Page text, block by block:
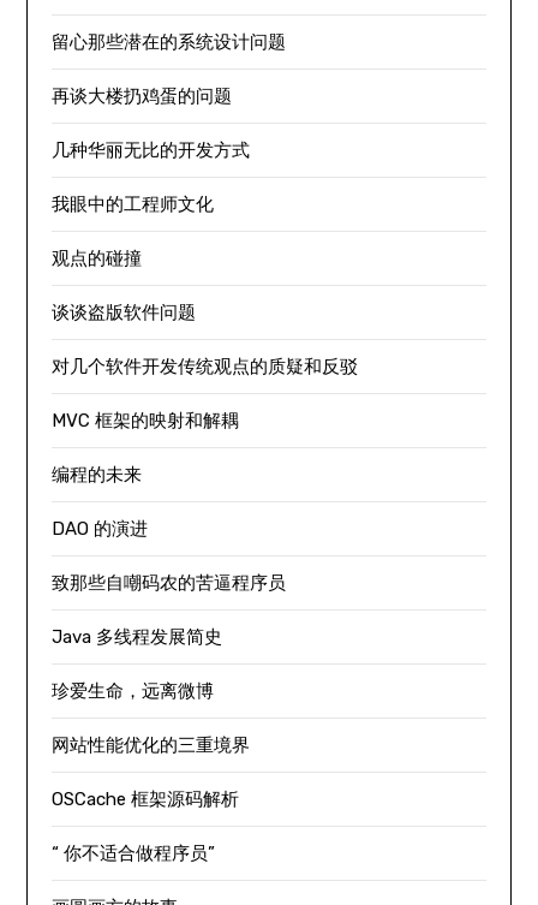
留心那些潜在的系统设计问题
再谈大楼扔鸡蛋的问题
几种华丽无比的开发方式
我眼中的工程师文化
观点的碰撞
谈谈盗版软件问题
对几个软件开发传统观点的质疑和反驳
MVC 框架的映射和解耦
编程的未来
DAO 的演进
致那些自嘲码农的苦逼程序员
Java 多线程发展简史
珍爱生命，远离微博
网站性能优化的三重境界
OSCache 框架源码解析
“ 你不适合做程序员”